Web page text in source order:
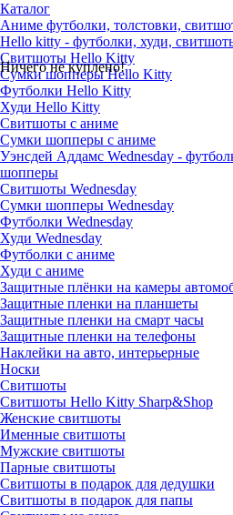
Ничего не куплено!
Каталог
Аниме футболки, толстовки,
Hello kitty - футболки, худи,
Свитшоты Hello Kitty
Сумки шопперы Hello Kitty
Футболки Hello Kitty
Худи Hello Kitty
Свитшоты с аниме
Сумки шопперы с аниме
Уэнсдей Аддамс Wednesday -
шопперы
Свитшоты Wednesday
Сумки шопперы Wednesday
Футболки Wednesday
Худи Wednesday
Футболки с аниме
Худи с аниме
Защитные плёнки на камеры
Защитные пленки на планшеты
Защитные пленки на смарт часы
Защитные пленки на телефоны
Наклейки на авто, интерьерные
Носки
Свитшоты
Cвитшоты Hello Kitty Sharp&Shop
Женские свитшоты
Именные свитшоты
Мужские свитшоты
Парные свитшоты
Свитшоты в подарок для дедушки
Свитшоты в подарок для папы